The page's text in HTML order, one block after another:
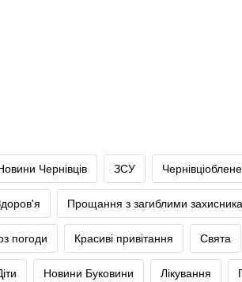
Чернівців ЗСУ
Прощання з загиблими
погоди Красиві привітання Свята
Новини Буковини Лікування